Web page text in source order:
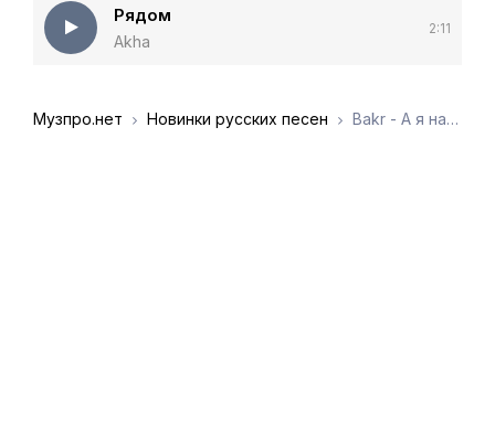
Рядом
Akha
2:11
Музпро.нет Новинки русских песен Bakr - А я найду тебя где бы ты бы ни была